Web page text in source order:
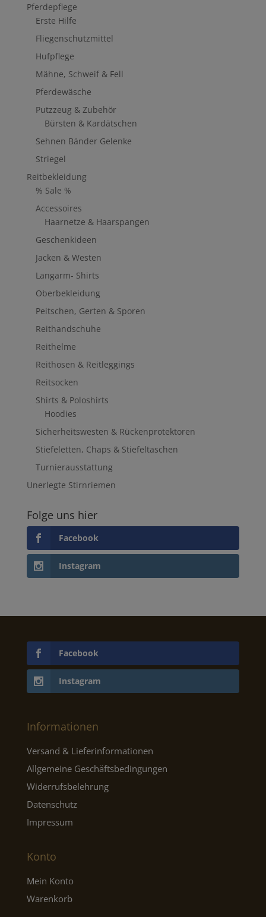
Pferdepflege
Erste Hilfe
Fliegenschutzmittel
Hufpflege
Mähne, Schweif & Fell
Pferdewäsche
Putzzeug & Zubehör
Bürsten & Kardätschen
Sehnen Bänder Gelenke
Striegel
Reitbekleidung
% Sale %
Accessoires
Haarnetze & Haarspangen
Geschenkideen
Jacken & Westen
Langarm- Shirts
Oberbekleidung
Peitschen, Gerten & Sporen
Reithandschuhe
Reithelme
Reithosen & Reitleggings
Reitsocken
Shirts & Poloshirts
Hoodies
Sicherheitswesten & Rückenprotektoren
Stiefeletten, Chaps & Stiefeltaschen
Turnierausstattung
Unerlegte Stirnriemen
Folge uns hier
Facebook
Instagram
Facebook
Instagram
Informationen
Versand & Lieferinformationen
Allgemeine Geschäftsbedingungen
Widerrufsbelehrung
Datenschutz
Impressum
Konto
Mein Konto
Warenkorb